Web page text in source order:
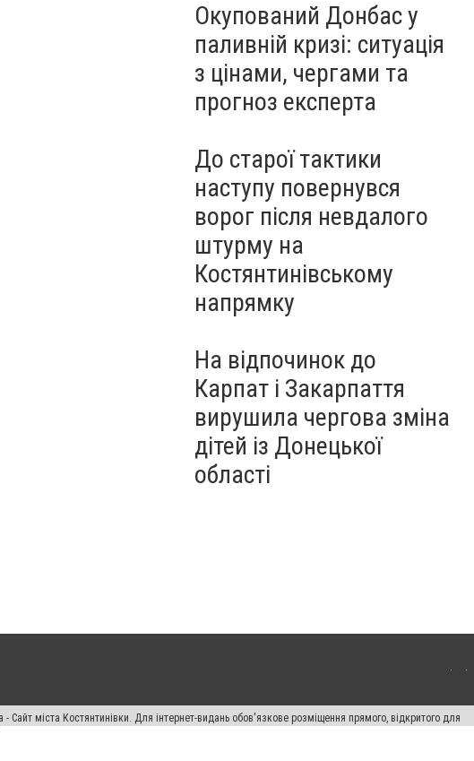
Окупований Донбас у
паливній кризі: ситуація
з цінами, чергами та
прогноз експерта
До старої тактики
наступу повернувся
ворог після невдалого
штурму на
Костянтинівському
напрямку
На відпочинок до
Карпат і Закарпаття
вирушила чергова зміна
дітей із Донецької
області
міста Костянтинівки. Для інтернет-видань обов'язкове розміщення прямого, відкритого для